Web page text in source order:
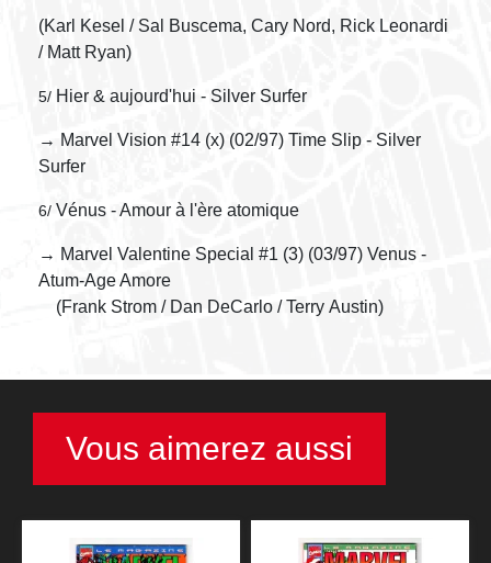
(Karl Kesel / Sal Buscema, Cary Nord, Rick Leonardi
/ Matt Ryan)
5/ Hier & aujourd'hui - Silver Surfer
→ Marvel Vision #14 (x) (02/97) Time Slip - Silver
Surfer
6/ Vénus - Amour à l'ère atomique
→ Marvel Valentine Special #1 (3) (03/97) Venus -
Atum-Age Amore
(Frank Strom / Dan DeCarlo / Terry Austin)
Vous aimerez aussi